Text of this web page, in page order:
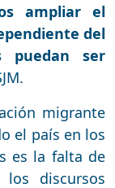
ampliar el
del
puedan ser
migrante
el país en los
es la falta de
discursos